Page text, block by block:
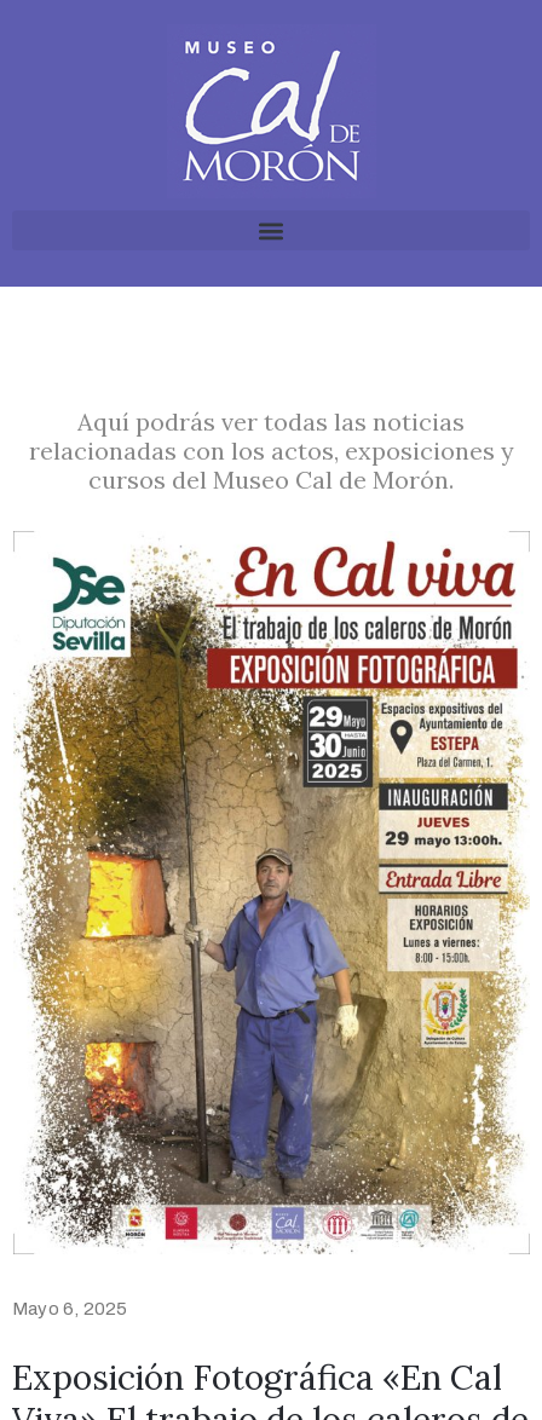
Aquí podrás ver todas las noticias
relacionadas con los actos, exposiciones y
cursos del Museo Cal de Morón.
Mayo 6, 2025
Exposición Fotográfica «En Cal